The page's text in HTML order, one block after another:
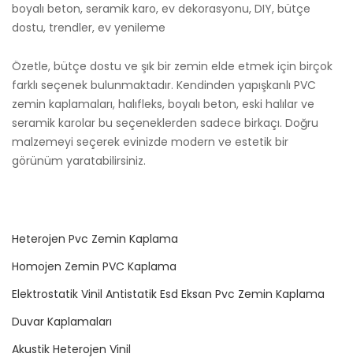
boyalı beton, seramik karo, ev dekorasyonu, DIY, bütçe
dostu, trendler, ev yenileme
Özetle, bütçe dostu ve şık bir zemin elde etmek için birçok
farklı seçenek bulunmaktadır. Kendinden yapışkanlı PVC
zemin kaplamaları, halıfleks, boyalı beton, eski halılar ve
seramik karolar bu seçeneklerden sadece birkaçı. Doğru
malzemeyi seçerek evinizde modern ve estetik bir
görünüm yaratabilirsiniz.
Heterojen Pvc Zemin Kaplama
Homojen Zemin PVC Kaplama
Elektrostatik Vinil Antistatik Esd Eksan Pvc Zemin Kaplama
Duvar Kaplamaları
Akustik Heterojen Vinil